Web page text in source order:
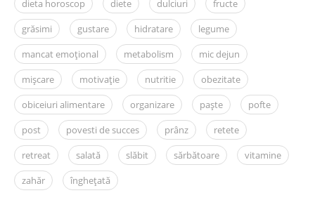
dieta horoscop
diete dulciuri
fructe
grăsimi
gustare hidratare
legume
mancat emoțional
metabolism
mic dejun
mișcare
motivație nutritie
obezitate
obiceiuri alimentare
organizare paște
pofte
post
povesti de succes prânz
retete
retreat
salată slăbit sărbătoare
vitamine
zahăr
înghețată